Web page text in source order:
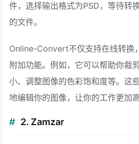
件，选择输出格式为PSD，等待转
的文件。
Online-Convert不仅支持在线转换
附加功能。例如，它可以帮助你裁
小、调整图像的色彩饱和度等。这
地编辑你的图像，让你的工作更加高
2. Zamzar